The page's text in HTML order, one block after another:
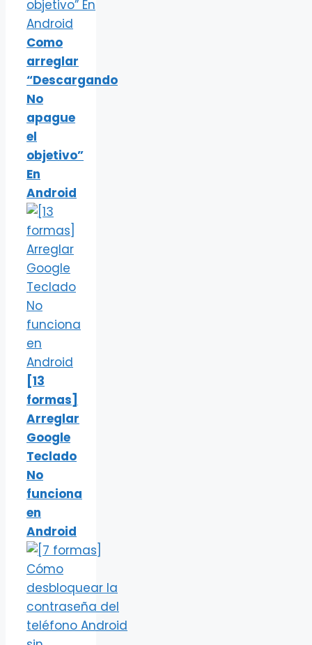
Como
arreglar
“Descargando
No
apague
el
objetivo”
En
Android
[13
formas]
Arreglar
Google
Teclado
No
funciona
en
Android